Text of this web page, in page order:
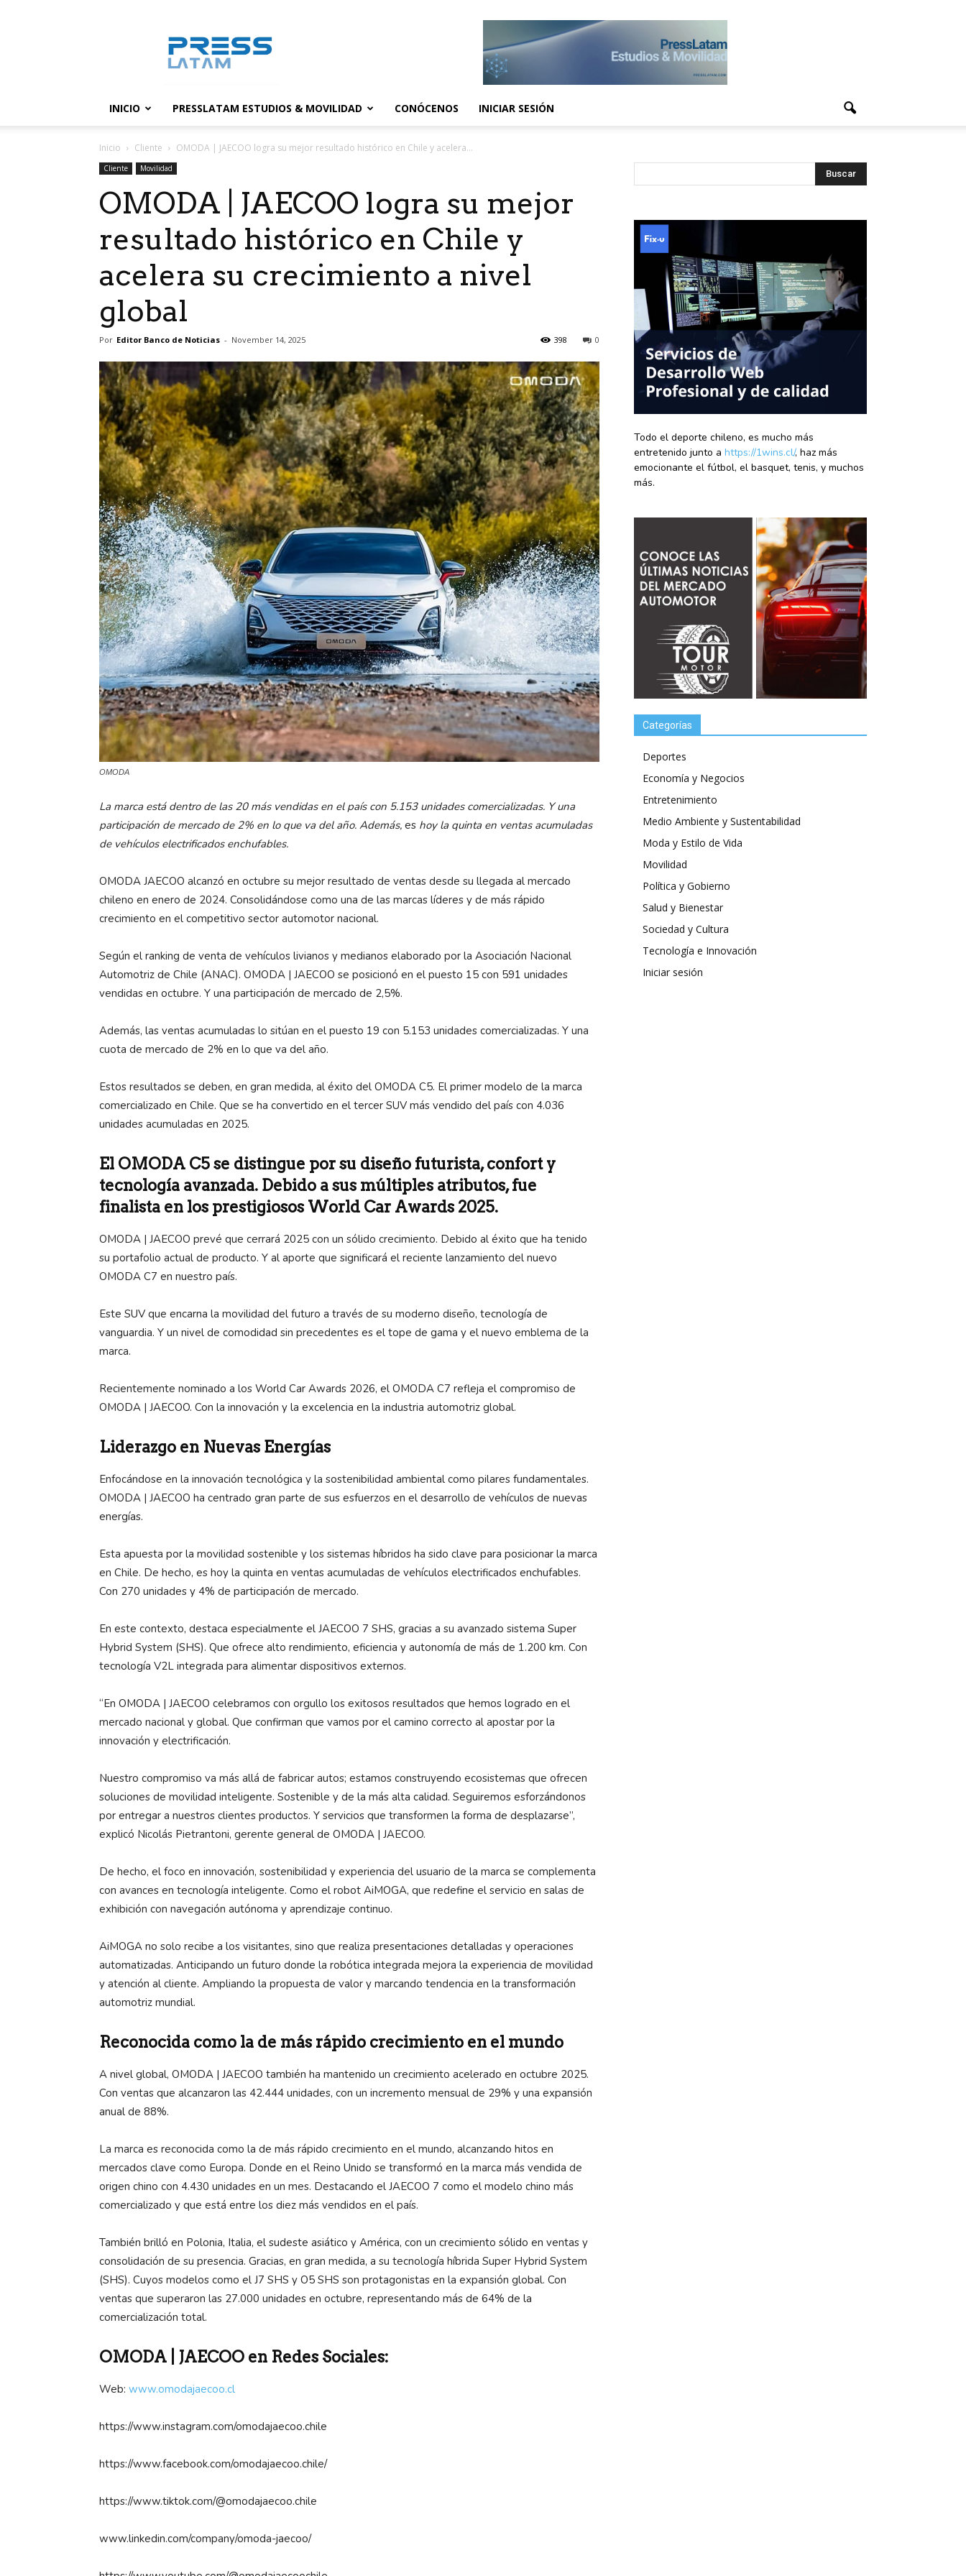
noticias
INICIO PRESSLATAM ESTUDIOS & MOVILIDAD CONÓCENOS INICIAR SESIÓN
Inicio Cliente OMODA | JAECOO logra su mejor resultado histórico en Chile y acelera...
Cliente Movilidad
OMODA | JAECOO logra su mejor
resultado histórico en Chile y
acelera su crecimiento a nivel
global
Por Editor Banco de Noticias - November 14, 2025 0
398
OMODA
La marca está dentro de las 20 más vendidas en el país con 5.153 unidades comercializadas. Y una
participación de mercado de 2% en lo que va del año. Además, es hoy la quinta en ventas acumuladas
de vehículos electrificados enchufables.
OMODA JAECOO alcanzó en octubre su mejor resultado de ventas desde su llegada al mercado
chileno en enero de 2024. Consolidándose como una de las marcas líderes y de más rápido
crecimiento en el competitivo sector automotor nacional.
Según el ranking de venta de vehículos livianos y medianos elaborado por la Asociación Nacional
Automotriz de Chile (ANAC). OMODA | JAECOO se posicionó en el puesto 15 con 591 unidades
vendidas en octubre. Y una participación de mercado de 2,5%.
Además, las ventas acumuladas lo sitúan en el puesto 19 con 5.153 unidades comercializadas. Y una
cuota de mercado de 2% en lo que va del año.
Estos resultados se deben, en gran medida, al éxito del OMODA C5. El primer modelo de la marca
comercializado en Chile. Que se ha convertido en el tercer SUV más vendido del país con 4.036
unidades acumuladas en 2025.
El OMODA C5 se distingue por su diseño futurista, confort y
tecnología avanzada. Debido a sus múltiples atributos, fue
finalista en los prestigiosos World Car Awards 2025.
OMODA | JAECOO prevé que cerrará 2025 con un sólido crecimiento. Debido al éxito que ha tenido
su portafolio actual de producto. Y al aporte que significará el reciente lanzamiento del nuevo
OMODA C7 en nuestro país.
Este SUV que encarna la movilidad del futuro a través de su moderno diseño, tecnología de
vanguardia. Y un nivel de comodidad sin precedentes es el tope de gama y el nuevo emblema de la
marca.
Recientemente nominado a los World Car Awards 2026, el OMODA C7 refleja el compromiso de
OMODA | JAECOO. Con la innovación y la excelencia en la industria automotriz global.
Liderazgo en Nuevas Energías
Enfocándose en la innovación tecnológica y la sostenibilidad ambiental como pilares fundamentales.
OMODA | JAECOO ha centrado gran parte de sus esfuerzos en el desarrollo de vehículos de nuevas
energías.
Esta apuesta por la movilidad sostenible y los sistemas híbridos ha sido clave para posicionar la marca
en Chile. De hecho, es hoy la quinta en ventas acumuladas de vehículos electrificados enchufables.
Con 270 unidades y 4% de participación de mercado.
En este contexto, destaca especialmente el JAECOO 7 SHS, gracias a su avanzado sistema Super
Hybrid System (SHS). Que ofrece alto rendimiento, eficiencia y autonomía de más de 1.200 km. Con
tecnología V2L integrada para alimentar dispositivos externos.
“En OMODA | JAECOO celebramos con orgullo los exitosos resultados que hemos logrado en el
mercado nacional y global. Que confirman que vamos por el camino correcto al apostar por la
innovación y electrificación.
Nuestro compromiso va más allá de fabricar autos; estamos construyendo ecosistemas que ofrecen
soluciones de movilidad inteligente. Sostenible y de la más alta calidad. Seguiremos esforzándonos
por entregar a nuestros clientes productos. Y servicios que transformen la forma de desplazarse”,
explicó Nicolás Pietrantoni, gerente general de OMODA | JAECOO.
De hecho, el foco en innovación, sostenibilidad y experiencia del usuario de la marca se complementa
con avances en tecnología inteligente. Como el robot AiMOGA, que redefine el servicio en salas de
exhibición con navegación autónoma y aprendizaje continuo.
AiMOGA no solo recibe a los visitantes, sino que realiza presentaciones detalladas y operaciones
automatizadas. Anticipando un futuro donde la robótica integrada mejora la experiencia de movilidad
y atención al cliente. Ampliando la propuesta de valor y marcando tendencia en la transformación
automotriz mundial.
Reconocida como la de más rápido crecimiento en el mundo
A nivel global, OMODA | JAECOO también ha mantenido un crecimiento acelerado en octubre 2025.
Con ventas que alcanzaron las 42.444 unidades, con un incremento mensual de 29% y una expansión
anual de 88%.
La marca es reconocida como la de más rápido crecimiento en el mundo, alcanzando hitos en
mercados clave como Europa. Donde en el Reino Unido se transformó en la marca más vendida de
origen chino con 4.430 unidades en un mes. Destacando el JAECOO 7 como el modelo chino más
comercializado y que está entre los diez más vendidos en el país.
También brilló en Polonia, Italia, el sudeste asiático y América, con un crecimiento sólido en ventas y
consolidación de su presencia. Gracias, en gran medida, a su tecnología híbrida Super Hybrid System
(SHS). Cuyos modelos como el J7 SHS y O5 SHS son protagonistas en la expansión global. Con
ventas que superaron las 27.000 unidades en octubre, representando más de 64% de la
comercialización total.
OMODA | JAECOO en Redes Sociales:
Web: www.omodajaecoo.cl
https://www.instagram.com/omodajaecoo.chile
https://www.facebook.com/omodajaecoo.chile/
https://www.tiktok.com/@omodajaecoo.chile
www.linkedin.com/company/omoda-jaecoo/
Todo el deporte chileno, es mucho más
entretenido junto a https://1wins.cl/, haz más
emocionante el fútbol, el basquet, tenis, y muchos
más.
Categorías
Deportes
Economía y Negocios
Entretenimiento
Medio Ambiente y Sustentabilidad
Moda y Estilo de Vida
Movilidad
Política y Gobierno
Salud y Bienestar
Sociedad y Cultura
Tecnología e Innovación
Iniciar sesión